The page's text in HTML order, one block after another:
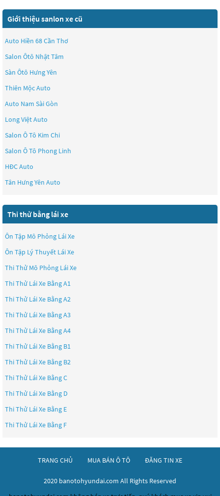
Giới thiệu sanlon xe cũ
Auto Hiền 68 Cần Thơ
Salon Ôtô Nhật Tâm
Sàn Ôtô Hưng Yên
Thiên Mộc Auto
Auto Nam Sài Gòn
Long Việt Auto
Salon Ô Tô Kim Chi
Salon Ô Tô Phong Linh
HĐC Auto
Tân Hưng Yên Auto
Thi thử bằng lái xe
Ôn Tập Mô Phỏng Lái Xe
Ôn Tập Lý Thuyết Lái Xe
Thi Thử Mô Phỏng Lái Xe
Thi Thử Lái Xe Bằng A1
Thi Thử Lái Xe Bằng A2
Thi Thử Lái Xe Bằng A3
Thi Thử Lái Xe Bằng A4
Thi Thử Lái Xe Bằng B1
Thi Thử Lái Xe Bằng B2
Thi Thử Lái Xe Bằng C
Thi Thử Lái Xe Bằng D
Thi Thử Lái Xe Bằng E
Thi Thử Lái Xe Bằng F
TRANG CHỦ MUA BÁN Ô TÔ ĐĂNG TIN XE
2020 banotohyundai.com All Rights Reserved